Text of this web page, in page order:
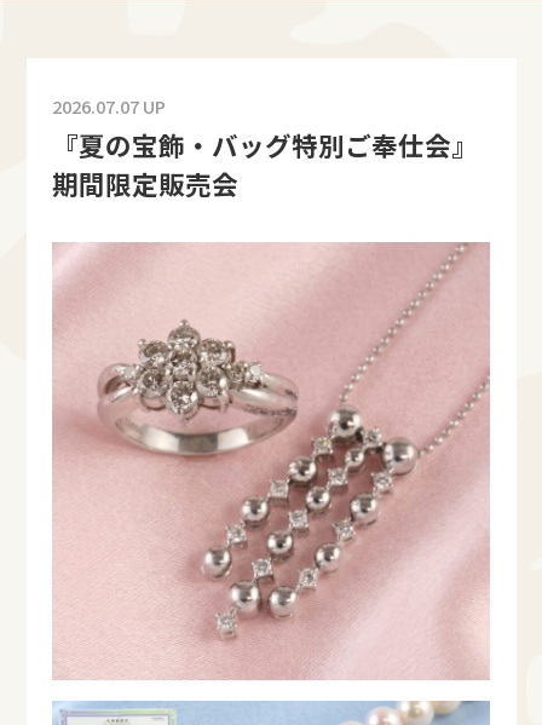
2026.07.07 UP
『夏の宝飾・バッグ特別ご奉仕会』
期間限定販売会